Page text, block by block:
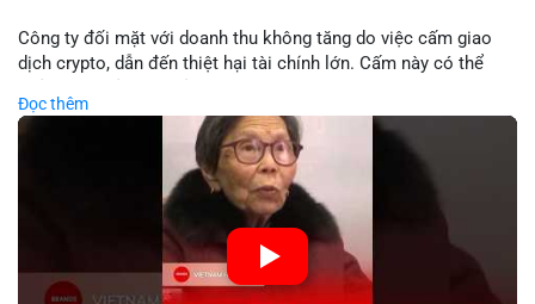
Công ty đối mặt với doanh thu không tăng do việc cấm giao
dịch crypto, dẫn đến thiệt hại tài chính lớn. Cấm này có thể
biến động giá digital asset. Bàn vấn chuyển hướng tập trung
vào nhân lực, cho thấy chiến lược giảm chi phí hoặc điều chỉnh
mô hình kinh doanh. Điều này có thể ảnh hưởng đến thị trường
crypto và các doanh nghiệp liên quan trong tương lai.
🎥 Xem video trực tiếp tại:
Nguồn: KIEN THUC KINH TE
Đọc thêm